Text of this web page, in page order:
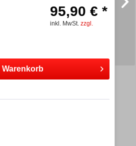
95,90 € *
inkl. MwSt.zzgl.
Warenkorb